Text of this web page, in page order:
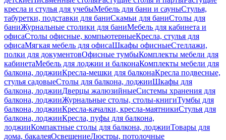
кресла и стулья для учебыМебель для бани и сауныСтулья,
табуретки, подставки для баниСкамьи для баниСтолы для
баниЖурнальные столики для баниМебель для кабинета и
офисаСтолы офисные, компьютерныеКресла, стулья для
офисаМягкая мебель для офисаШкафы офисныеСтеллажи,
полки для документовОфисные тумбыКомплекты мебели для
кабинетаМебель для лоджии и балконаКомплекты мебели для
балкона, лоджииКресла-мешки для балконаКресла подвесные,
стулья садовыеСтолы для балкона, лоджииШкафы для
балкона, лоджииДверцы жалюзийныеСистемы хранения для
балкона, лоджииЖурнальные столы, столы-книгиТумбы для
балкона, лоджииКресла-качалки, кресла-маятникиСтулья для
балкона, лоджииКресла, пуфы для балкона,
лоджииКомпактные столы для балкона, лоджииТовары для
дома, бакалеяОсвещениеЛюстры, потолочные